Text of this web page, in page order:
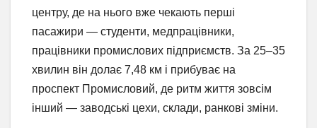
центру, де на нього вже чекають перші
пасажири — студенти, медпрацівники,
працівники промислових підприємств. За 25–35
хвилин він долає 7,48 км і прибуває на
проспект Промисловий, де ритм життя зовсім
інший — заводські цехи, склади, ранкові зміни.